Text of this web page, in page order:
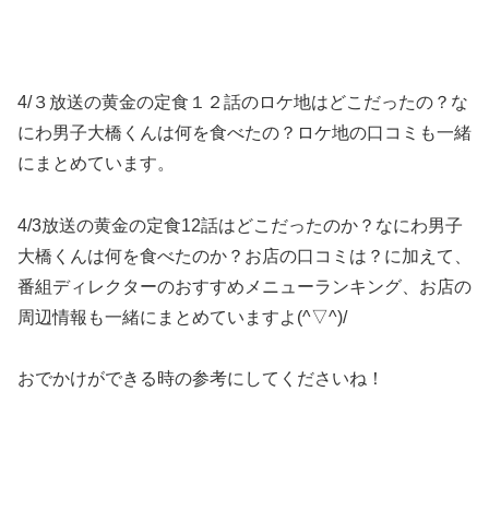
4/３放送の黄金の定食１２話のロケ地はどこだったの？な
にわ男子大橋くんは何を食べたの？ロケ地の口コミも一緒
にまとめています。
4/3放送の黄金の定食12話はどこだったのか？なにわ男子
大橋くんは何を食べたのか？お店の口コミは？に加えて、
番組ディレクターのおすすめメニューランキング、お店の
周辺情報も一緒にまとめていますよ(^▽^)/
おでかけができる時の参考にしてくださいね！